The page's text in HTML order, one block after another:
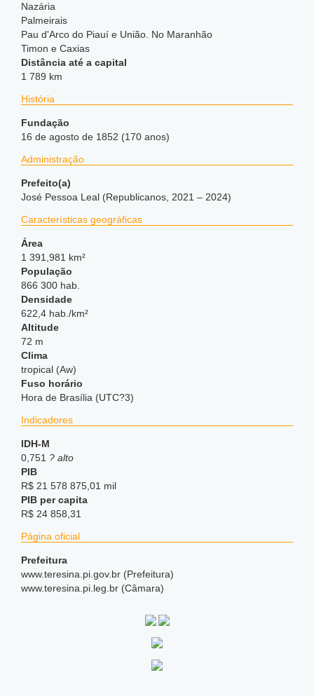
Nazária
Palmeirais
Pau d'Arco do Piauí e União. No Maranhão
Timon e Caxias
Distância até a capital
1 789 km
História
Fundação
16 de agosto de 1852 (170 anos)
Administração
Prefeito(a)
José Pessoa Leal (Republicanos, 2021 – 2024)
Características geográficas
Área
1 391,981 km²
População
866 300 hab.
Densidade
622,4 hab./km²
Altitude
72 m
Clima
tropical (Aw)
Fuso horário
Hora de Brasília (UTC?3)
Indicadores
IDH-M
0,751 ? alto
PIB
R$ 21 578 875,01 mil
PIB per capita
R$ 24 858,31
Página oficial
Prefeitura
www.teresina.pi.gov.br (Prefeitura)
www.teresina.pi.leg.br (Câmara)